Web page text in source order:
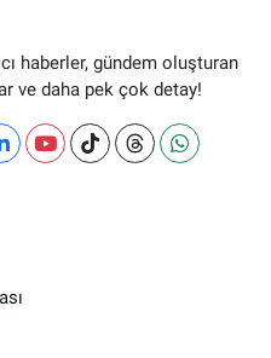
haberler, gündem oluşturan
ve daha pek çok detay!